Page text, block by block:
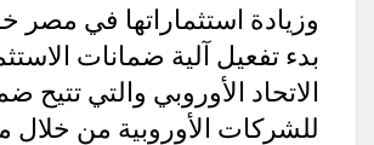
وزيادة استثماراتها في مصر
بدء تفعيل آلية ضمانات
الاتحاد الأوروبي والتي تتيح
للشركات الأوروبية من